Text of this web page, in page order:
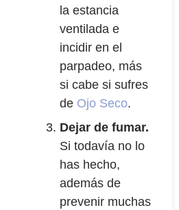
la estancia
ventilada e
incidir en el
parpadeo, más
si cabe si sufres
de Ojo Seco.
Dejar de fumar.
Si todavía no lo
has hecho,
además de
prevenir muchas